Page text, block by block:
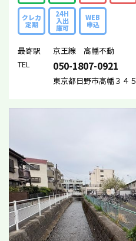
クレカ
定期
24H
入出
庫可
WEB
申込
最寄駅
京王線 高幡不動
TEL
050-1807-0921
東京都日野市高幡３４５